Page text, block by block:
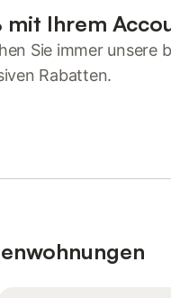
mit Ihrem
Sie immer unsere
Rabatten.